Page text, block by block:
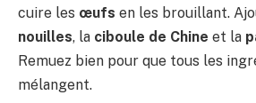
cuire les œufs en les brouillant.
nouilles, la ciboule de Chine et la
Remuez bien pour que tous les
mélangent.